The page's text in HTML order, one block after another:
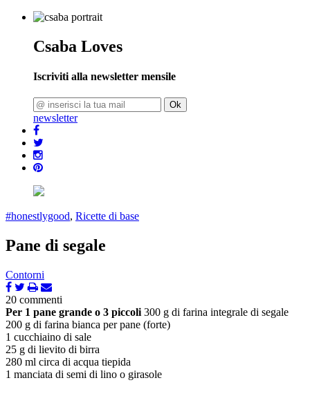
Csaba Loves
Iscriviti alla newsletter mensile
Ok
newsletter
#honestlygood, Ricette di base
Pane di segale
Contorni
20 commenti
Per 1 pane grande o 3 piccoli 300 g di farina integrale di segale
200 g di farina bianca per pane (forte)
1 cucchiaino di sale
25 g di lievito di birra
280 ml circa di acqua tiepida
1 manciata di semi di lino o girasole